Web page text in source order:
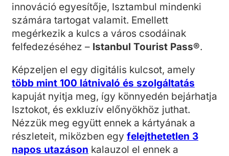
innováció egyesítője, Isztambul mindenki
számára tartogat valamit. Emellett
megérkezik a kulcs a város csodáinak
felfedezéséhez – Istanbul Tourist Pass®.
Képzeljen el egy digitális kulcsot, amely
több mint 100 látnivaló és szolgáltatás
kapuját nyitja meg, így könnyedén bejárhatja
Isztokot, és exkluzív előnyökhöz juthat.
Nézzük meg együtt ennek a kártyának a
részleteit, miközben egy felejthetetlen 3
napos utazáson kalauzol el ennek a